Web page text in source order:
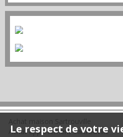
Achat appartement Sartrouville
Le respect de votre